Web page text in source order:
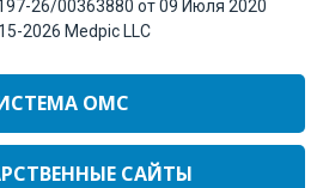
26/00363880 от 09 Июля 2020
2026 Medpic LLC
ОМС
САЙТЫ